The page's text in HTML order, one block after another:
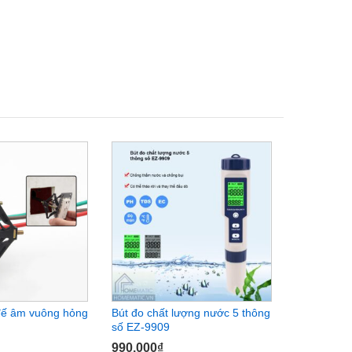
âm vuông hỏng
Bút đo chất lượng nước 5 thông
số EZ-9909
990.000₫